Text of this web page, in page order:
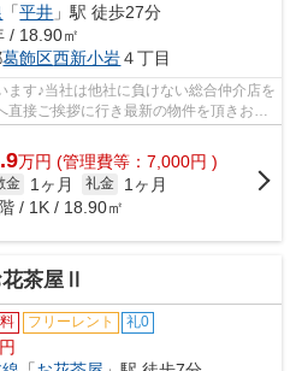
「平井 」駅 徒歩27分
/ 18.90㎡
葛飾区西新小岩４丁目
ます♪当社は他社に負けない総合仲介店を
直接ご挨拶に行き最新の物件を頂きお客
...
万円 (管理費等：7,000円 )
金 1ヶ月 礼金
1ヶ月
/ 1K / 18.90㎡
茶屋Ⅱ
フリーレント 礼0